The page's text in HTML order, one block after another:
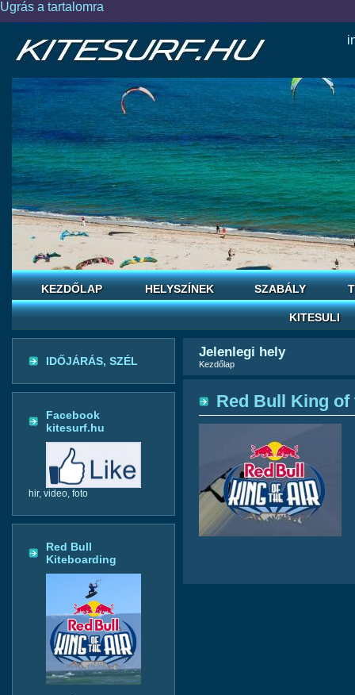
Ugrás a tartalomra
KEZDŐLAP HELYSZÍNEK SZABÁLY
KITESULI
IDŐJÁRÁS, SZÉL
Facebook
kitesurf.hu
hir, video, foto
Red Bull
Kiteboarding
Jelenlegi hely
Kezdőlap
Red Bull King of